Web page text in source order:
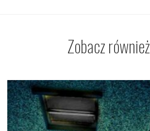
Zobacz również